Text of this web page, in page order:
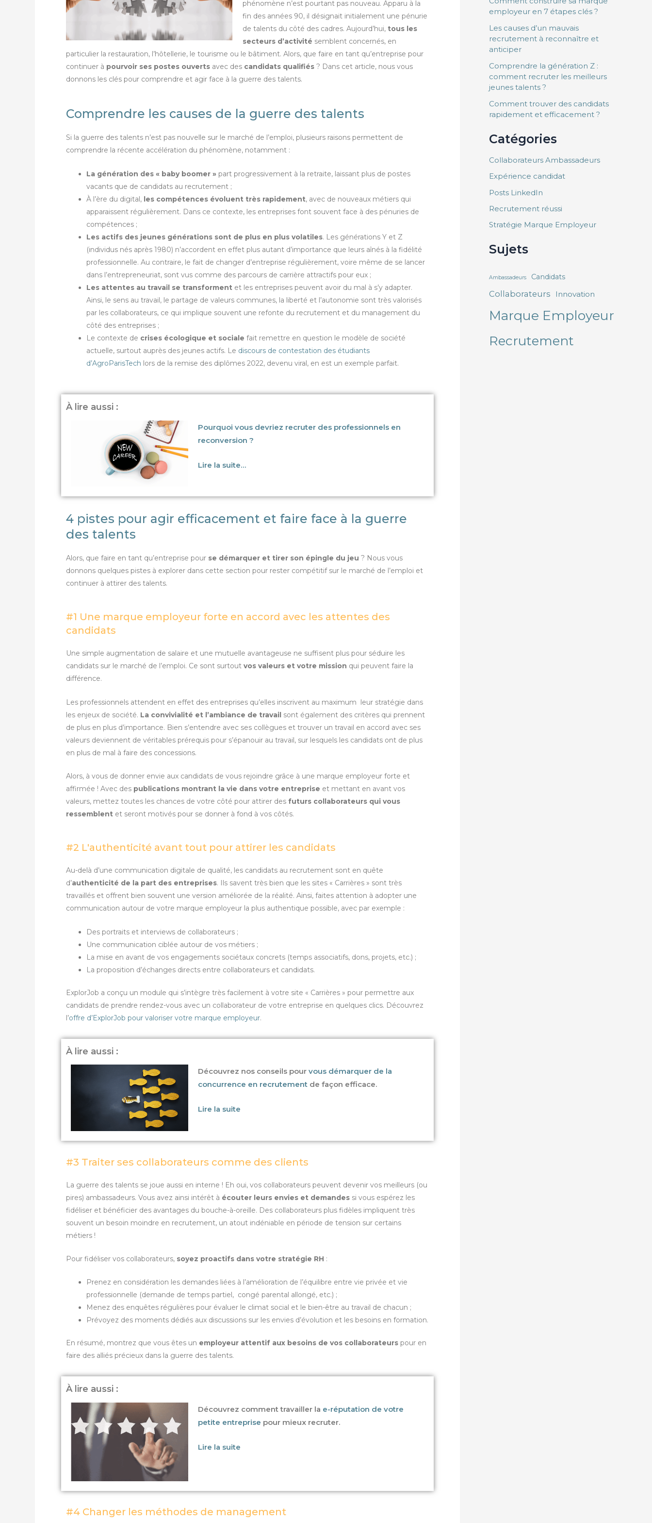
phénomène n’est pourtant pas nouveau. Apparu à la
fin des années 90, il désignait initialement une pénurie
de talents du côté des cadres. Aujourd’hui, tous les
secteurs d’activité semblent concernés, en
particulier la restauration, l’hôtellerie, le tourisme ou le bâtiment. Alors, que faire en tant qu’entreprise pour
continuer à pourvoir ses postes ouverts avec des candidats qualifiés ? Dans cet article, nous vous
donnons les clés pour comprendre et agir face à la guerre des talents.
Comprendre les causes de la guerre des talents
Si la guerre des talents n’est pas nouvelle sur le marché de l’emploi, plusieurs raisons permettent de
comprendre la récente accélération du phénomène, notamment :
La génération des « baby boomer » part progressivement à la retraite, laissant plus de postes
vacants que de candidats au recrutement ;
À l’ère du digital, les compétences évoluent très rapidement, avec de nouveaux métiers qui
apparaissent régulièrement. Dans ce contexte, les entreprises font souvent face à des pénuries de
compétences ;
Les actifs des jeunes générations sont de plus en plus volatiles. Les générations Y et Z
(individus nés après 1980) n’accordent en effet plus autant d’importance que leurs aînés à la fidélité
professionnelle. Au contraire, le fait de changer d’entreprise régulièrement, voire même de se lancer
dans l’entrepreneuriat, sont vus comme des parcours de carrière attractifs pour eux ;
Les attentes au travail se transforment et les entreprises peuvent avoir du mal à s’y adapter.
Ainsi, le sens au travail, le partage de valeurs communes, la liberté et l’autonomie sont très valorisés
par les collaborateurs, ce qui implique souvent une refonte du recrutement et du management du
côté des entreprises ;
Le contexte de crises écologique et sociale fait remettre en question le modèle de société
actuelle, surtout auprès des jeunes actifs. Le discours de contestation des étudiants
d’AgroParisTech lors de la remise des diplômes 2022, devenu viral, en est un exemple parfait.
À lire aussi :
Pourquoi vous devriez recruter des professionnels en
reconversion ?
Lire la suite…
4 pistes pour agir efficacement et faire face à la guerre
des talents
Alors, que faire en tant qu’entreprise pour se démarquer et tirer son épingle du jeu ? Nous vous
donnons quelques pistes à explorer dans cette section pour rester compétitif sur le marché de l’emploi et
continuer à attirer des talents.
#1 Une marque employeur forte en accord avec les attentes des
candidats
Une simple augmentation de salaire et une mutuelle avantageuse ne suffisent plus pour séduire les
candidats sur le marché de l’emploi. Ce sont surtout vos valeurs et votre mission qui peuvent faire la
différence.
Les professionnels attendent en effet des entreprises qu’elles inscrivent au maximum leur stratégie dans
les enjeux de société. La convivialité et l’ambiance de travail sont également des critères qui prennent
de plus en plus d’importance. Bien s’entendre avec ses collègues et trouver un travail en accord avec ses
valeurs deviennent de véritables prérequis pour s’épanouir au travail, sur lesquels les candidats ont de plus
en plus de mal à faire des concessions.
Alors, à vous de donner envie aux candidats de vous rejoindre grâce à une marque employeur forte et
affirmée ! Avec des publications montrant la vie dans votre entreprise et mettant en avant vos
valeurs, mettez toutes les chances de votre côté pour attirer des futurs collaborateurs qui vous
ressemblent et seront motivés pour se donner à fond à vos côtés.
#2 L'authenticité avant tout pour attirer les candidats
Au-delà d’une communication digitale de qualité, les candidats au recrutement sont en quête
d’authenticité de la part des entreprises. Ils savent très bien que les sites « Carrières » sont très
travaillés et offrent bien souvent une version améliorée de la réalité. Ainsi, faites attention à adopter une
communication autour de votre marque employeur la plus authentique possible, avec par exemple :
Des portraits et interviews de collaborateurs ;
Une communication ciblée autour de vos métiers ;
La mise en avant de vos engagements sociétaux concrets (temps associatifs, dons, projets, etc.) ;
La proposition d’échanges directs entre collaborateurs et candidats.
ExplorJob a conçu un module qui s’intègre très facilement à votre site « Carrières » pour permettre aux
candidats de prendre rendez-vous avec un collaborateur de votre entreprise en quelques clics. Découvrez
l’offre d’ExplorJob pour valoriser votre marque employeur.
À lire aussi :
Découvrez nos conseils pourvous démarquer de la
concurrence en recrutement de façon efficace.
Lire la suite
#3 Traiter ses collaborateurs comme des clients
La guerre des talents se joue aussi en interne ! Eh oui, vos collaborateurs peuvent devenir vos meilleurs (ou
pires) ambassadeurs. Vous avez ainsi intérêt à écouter leurs envies et demandes si vous espérez les
fidéliser et bénéficier des avantages du bouche-à-oreille. Des collaborateurs plus fidèles impliquent très
souvent un besoin moindre en recrutement, un atout indéniable en période de tension sur certains
métiers !
Pour fidéliser vos collaborateurs, soyez proactifs dans votre stratégie RH :
Prenez en considération les demandes liées à l’amélioration de l’équilibre entre vie privée et vie
professionnelle (demande de temps partiel, congé parental allongé, etc.) ;
Menez des enquêtes régulières pour évaluer le climat social et le bien-être au travail de chacun ;
Prévoyez des moments dédiés aux discussions sur les envies d’évolution et les besoins en formation.
En résumé, montrez que vous êtes un employeur attentif aux besoins de vos collaborateurs pour en
faire des alliés précieux dans la guerre des talents.
À lire aussi :
Découvrez comment travailler la e-réputation de votre
petite entreprise pour mieux recruter.
Lire la suite
#4 Changer les méthodes de management
employeur en 7 étapes clés ?
Les causes d’un mauvais
recrutement à reconnaître et
anticiper
Comprendre la génération Z :
comment recruter les meilleurs
jeunes talents ?
Comment trouver des candidats
rapidement et efficacement ?
Catégories
Collaborateurs Ambassadeurs
Expérience candidat
Posts LinkedIn
Recrutement réussi
Stratégie Marque Employeur
Sujets
Ambassadeurs Candidats
Collaborateurs Innovation
Marque Employeur
Recrutement